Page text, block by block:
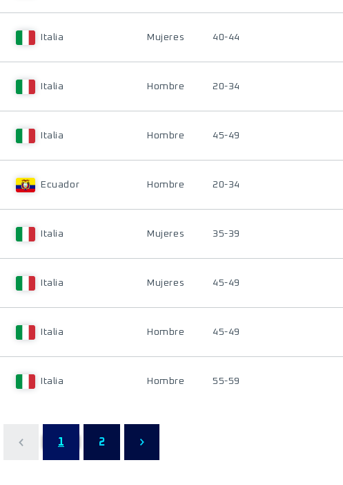
Italia Mujeres 40-44
Italia Hombre 20-34
Italia Hombre 45-49
Ecuador Hombre 20-34
Italia Mujeres 35-39
Italia Mujeres 45-49
Italia Hombre 45-49
Italia Hombre 55-59
1 2